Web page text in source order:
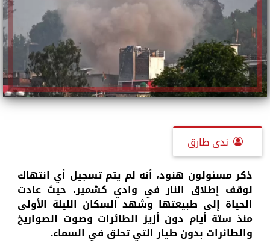
ندى طارق
ذكر مسئولون هنود، أنه لم يتم تسجيل أي انتهاك
لوقف إطلاق النار في وادي كشمير، حيث عادت
الحياة إلى طبيعتها وشهد السكان الليلة الأولى
منذ ستة أيام دون أزيز الطائرات وصوت الصواريخ
والطائرات بدون طيار التي تحلق في السماء.